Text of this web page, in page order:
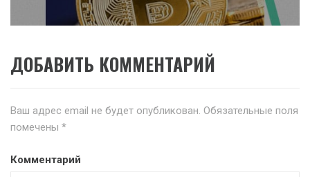
ДОБАВИТЬ КОММЕНТАРИЙ
Ваш адрес email не будет опубликован. Обязательные поля
помечены *
Комментарий